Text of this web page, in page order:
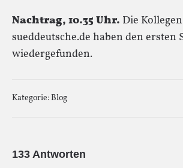
Nachtrag, 10.35 Uhr. Die
sueddeutsche.de haben den ersten
wiedergefunden.
Kategorie:Blog
133 Antworten